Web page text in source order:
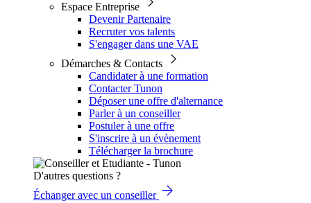
Espace Entreprise
Devenir Partenaire
Recruter vos talents
S'engager dans une VAE
Démarches & Contacts
Candidater à une formation
Contacter Tunon
Déposer une offre d'alternance
Parler à un conseiller
Postuler à une offre
S'inscrire à un évènement
Télécharger la brochure
D'autres questions ?
Échanger avec un conseiller